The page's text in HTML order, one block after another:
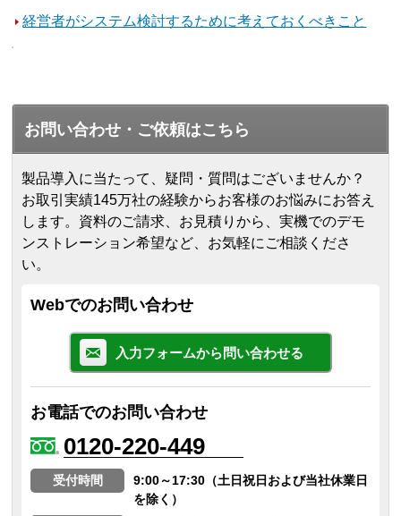
経営者がシステム検討するために考えておくべきこと
お問い合わせ・ご依頼はこちら
製品導入に当たって、疑問・質問はございませんか？
お取引実績145万社の経験からお客様のお悩みにお答え
します。 資料のご請求、お見積りから、実機でのデモ
ンストレーション希望など、お気軽にご相談くださ
い。
Webでのお問い合わせ
入力フォームから問い合わせる
お電話でのお問い合わせ
0120-220-449
受付時間
9:00～17:30（土日祝日および当社休業日
を除く）